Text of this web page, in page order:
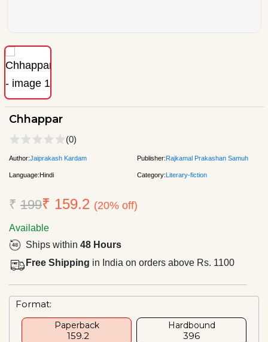
Chhappar
(0)
Author:Jaiprakash Kardam Publisher:Rajkamal Prakashan Samuh
Language:Hindi Category:Literary-fiction
₹ 199₹ 159.2 (20% off)
Available
Ships within 48 Hours
Free Shipping in India on orders above Rs. 1100
Format:
Paperback
₹ 159.2
Hardbound
₹396